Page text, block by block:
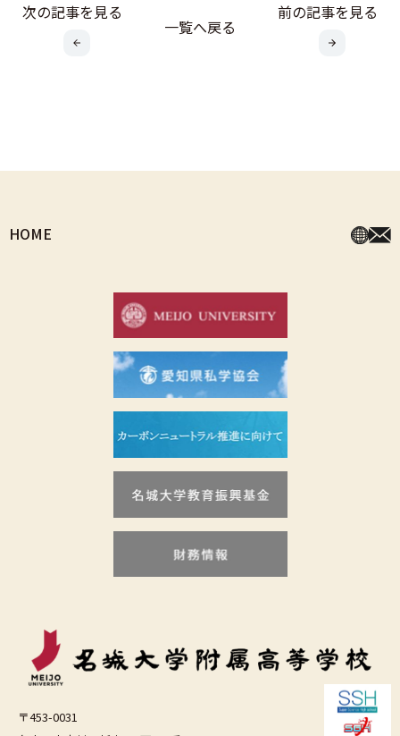
次の記事を見る
一覧へ戻る
前の記事を見る
HOME
〒453-0031